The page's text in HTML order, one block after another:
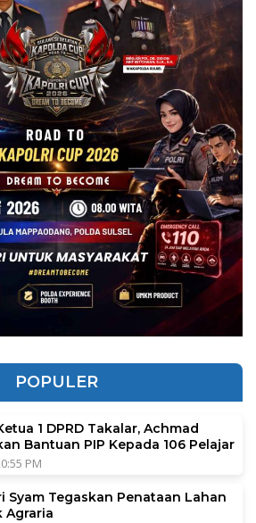
POPULER
1 DPRD Takalar, Achmad
Bantuan PIP Kepada 106 Pelajar
PM
Syam Tegaskan Penataan Lahan
Agraria